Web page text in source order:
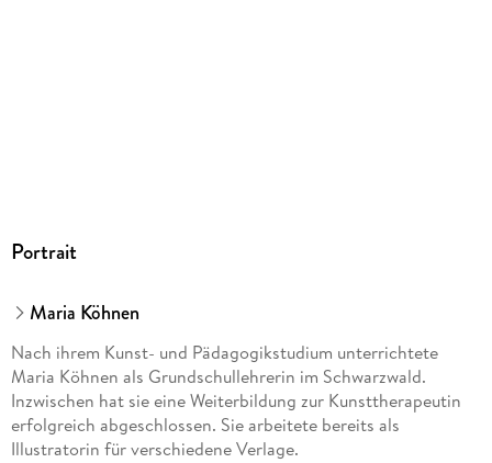
Portrait
Maria Köhnen
Nach ihrem Kunst- und Pädagogikstudium unterrichtete
Maria Köhnen als Grundschullehrerin im Schwarzwald.
Inzwischen hat sie eine Weiterbildung zur Kunsttherapeutin
erfolgreich abgeschlossen. Sie arbeitete bereits als
Illustratorin für verschiedene Verlage.